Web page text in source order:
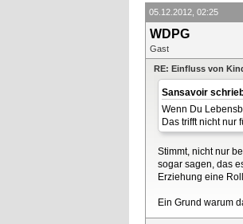
05.12.2012, 02:25
WDPG
Gast
RE: Einfluss von
Sansavoir
Wenn Du
Das trifft nicht nur
Stimmt, nicht nur
sogar sagen, das
Erziehung eine
Ein Grund warum